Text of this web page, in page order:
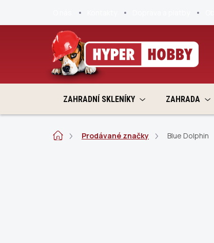
obsah
ZAHRADNÍ SKLENÍKY ZAHRADA
DomůProdávané značky Blue Dolphin